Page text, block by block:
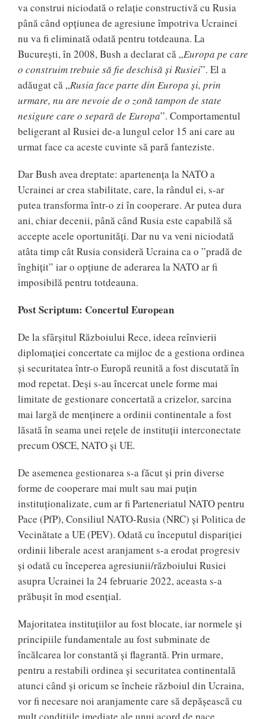
va construi niciodată o relație constructivă cu Rusia
până când opțiunea de agresiune împotriva Ucrainei
nu va fi eliminată odată pentru totdeauna. La
București, în 2008, Bush a declarat că „Europa pe care
o construim trebuie să fie deschisă și Rusiei”. El a
adăugat că „Rusia face parte din Europa și, prin
urmare, nu are nevoie de o zonă tampon de state
nesigure care o separă de Europa”. Comportamentul
beligerant al Rusiei de-a lungul celor 15 ani care au
urmat face ca aceste cuvinte să pară fanteziste.
Dar Bush avea dreptate: apartenența la NATO a
Ucrainei ar crea stabilitate, care, la rândul ei, s-ar
putea transforma într-o zi în cooperare. Ar putea dura
ani, chiar decenii, până când Rusia este capabilă să
accepte acele oportunități. Dar nu va veni niciodată
atâta timp cât Rusia consideră Ucraina ca o ”pradă de
înghițit” iar o opțiune de aderarea la NATO ar fi
imposibilă pentru totdeauna.
Post Scriptum: Concertul European
De la sfârșitul Războiului Rece, ideea reînvierii
diplomației concertate ca mijloc de a gestiona ordinea
și securitatea într-o Europă reunită a fost discutată în
mod repetat. Deși s-au încercat unele forme mai
limitate de gestionare concertată a crizelor, sarcina
mai largă de menținere a ordinii continentale a fost
lăsată în seama unei rețele de instituții interconectate
precum OSCE, NATO și UE.
De asemenea gestionarea s-a făcut și prin diverse
forme de cooperare mai mult sau mai puțin
instituționalizate, cum ar fi Parteneriatul NATO pentru
Pace (PfP), Consiliul NATO-Rusia (NRC) și Politica de
Vecinătate a UE (PEV). Odată cu începutul dispariției
ordinii liberale acest aranjament s-a erodat progresiv
și odată cu începerea agresiunii/războiului Rusiei
asupra Ucrainei la 24 februarie 2022, aceasta s-a
prăbușit în mod esențial.
Majoritatea instituțiilor au fost blocate, iar normele și
principiile fundamentale au fost subminate de
încălcarea lor constantă și flagrantă. Prin urmare,
pentru a restabili ordinea și securitatea continentală
atunci când și oricum se încheie războiul din Ucraina,
vor fi necesare noi aranjamente care să depășească cu